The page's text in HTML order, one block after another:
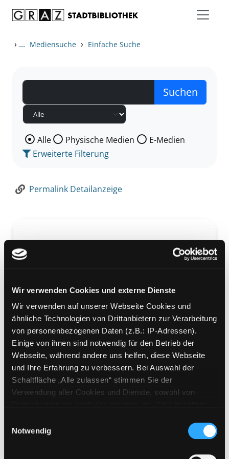
Wir verwenden Cookies und externe Dienste
Wir verwenden auf unserer Webseite Cookies und
ähnliche Technologien von Drittanbietern zur Verarbeitung
von personenbezogenen Daten (z.B.: IP-Adressen).
Einige von ihnen sind notwendig für den Betrieb der
Webseite, während andere uns helfen, diese Webseite
und Ihre Erfahrung zu verbessern. Bei Auswahl der
Schaltfläche „Alle zulassen“ stimmen Sie der
Verwendung aller Cookies und Dienste, sowohl von
Cookies von Drittanbietern, eine Verarbeitung in
unsicheren Drittländern (Länder außerhalb des EWR
ohne adäquates Datenschutzniveau) stattfinden kann. In
Notwendig
› ... Mediensuche › Einfache Suche
Wählen Sie die Medienart nach der Sie suchen wollen.
Alle Physische Medien
E-Medien
Erweiterte Filterung
Permalink Detailanzeige
Willow
Mediengruppe:Kinderbuch
Verfasser:Bohlmann, Sabine
Mehr Informationen ein-/ausblenden
Bände